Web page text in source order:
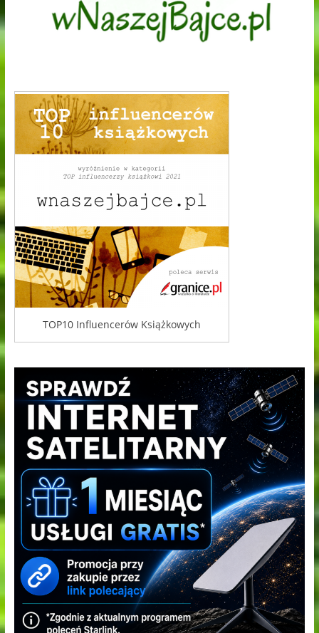
TOP10 Influencerów Książkowych